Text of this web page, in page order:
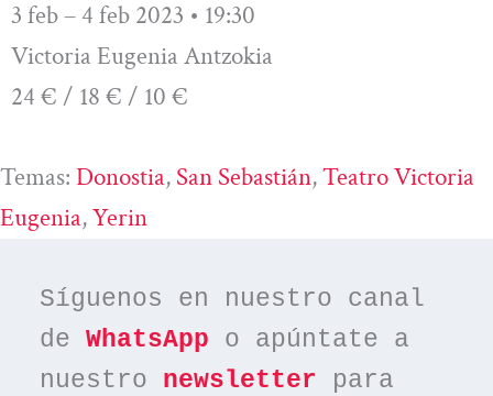
3 feb – 4 feb 2023 • 19:30
Victoria Eugenia Antzokia
24 € / 18 € / 10 €
Temas: Donostia, San Sebastián, Teatro Victoria
Eugenia, Yerin
Síguenos en nuestro canal
de WhatsApp o apúntate a
nuestro newsletter para